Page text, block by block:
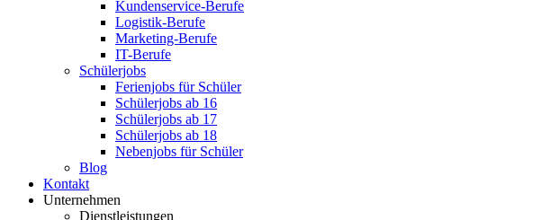
Kundenservice-Berufe
Logistik-Berufe
Marketing-Berufe
IT-Berufe
Schülerjobs
Ferienjobs für Schüler
Schülerjobs ab 16
Schülerjobs ab 17
Schülerjobs ab 18
Nebenjobs für Schüler
Blog
Kontakt
Unternehmen
Dienstleistungen